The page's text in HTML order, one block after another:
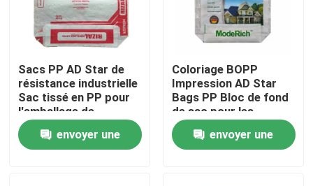
Maison
Produits
Sacs PP AD Star de
résistance industrielle
Sac tissé en PP pour
l'emballage de
mélanges secs
envoyer une
Coloriage BOPP
Impression AD Star
Bags PP Bloc de fond
de sac pour les
mélanges secs
Emballage fabrication
chinoise
envoyer une